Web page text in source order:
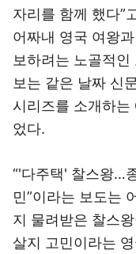
자리를 함께 했다”
어짜내 영국 여왕
보하려는 노골적
보는 같은 날짜 신
시리즈를 소개하는
었다.
“'다주택' 찰스왕…
민”이라는 보도는
지 물려받은 찰스
살지 고민이라는